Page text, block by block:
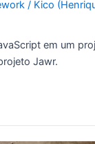
/ Kico
em um
Jawr.